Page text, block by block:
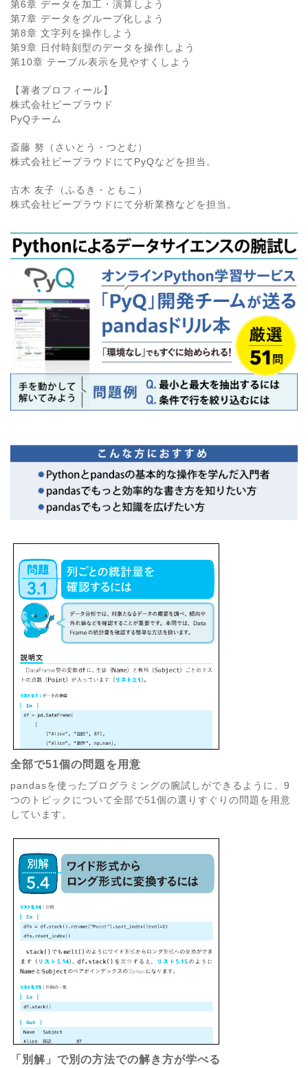
第6章 データを加工・演算しよう
第7章 データをグループ化しよう
第8章 文字列を操作しよう
第9章 日付時刻型のデータを操作しよう
第10章 テーブル表示を見やすくしよう
【著者プロフィール】
株式会社ビープラウド
PyQチーム
斎藤 努（さいとう・つとむ）
株式会社ビープラウドにてPyQなどを担当。
古木 友子（ふるき・ともこ）
株式会社ビープラウドにて分析業務などを担当。
全部で51個の問題を用意
pandasを使ったプログラミングの腕試しができるように、9
つのトピックについて全部で51個の選りすぐりの問題を用意
しています。
「別解」で別の方法での解き方が学べる